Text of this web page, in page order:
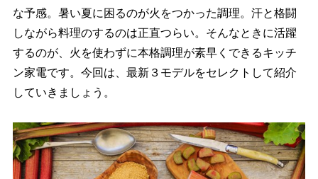
な予感。暑い夏に困るのが火をつかった調理。汗と格闘
しながら料理のするのは正直つらい。そんなときに活躍
するのが、火を使わずに本格調理が素早くできるキッチ
ン家電です。今回は、最新３モデルをセレクトして紹介
していきましょう。